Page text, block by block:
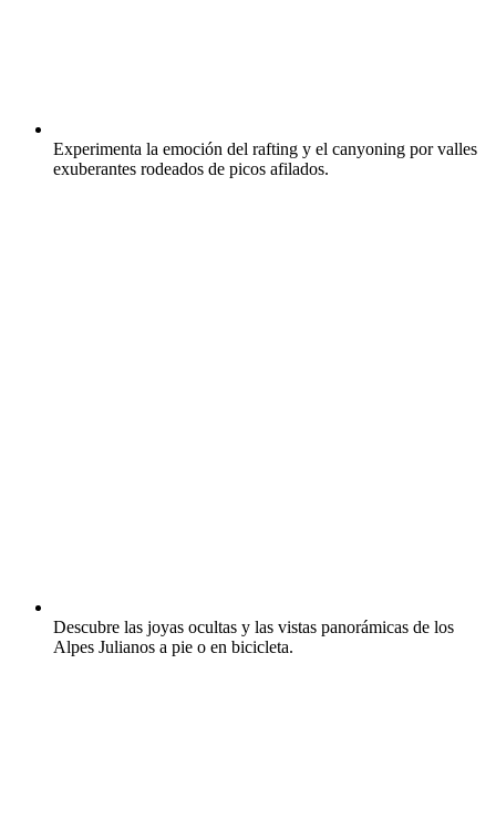
Experimenta la emoción del rafting y el canyoning por valles
exuberantes rodeados de picos afilados.
Descubre las joyas ocultas y las vistas panorámicas de los
Alpes Julianos a pie o en bicicleta.